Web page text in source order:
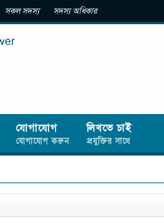
সকল সদস্য সদস্য অধিকার
যোগাযোগ
যোগাযোগ করুন
লিখতে চাই
প্রযুক্তির সাথে